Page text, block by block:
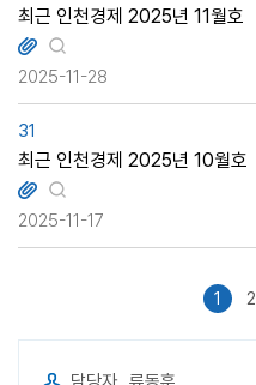
최근 인천경제 2025년 11월호
2025-11-28
31
최근 인천경제 2025년 10월호
2025-11-17
1 2